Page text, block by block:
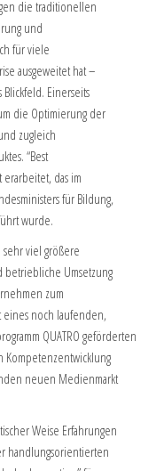
die traditionellen
und
für viele
ausgeweitet hat –
Einerseits
die Optimierung der
zugleich
“Best
das im
für Bildung,
wurde.
viel größere
betriebliche Umsetzung
zum
eines noch laufenden,
QUATRO geförderten
Kompetenzentwicklung
neuen Medienmarkt
Weise Erfahrungen
handlungsorientierten